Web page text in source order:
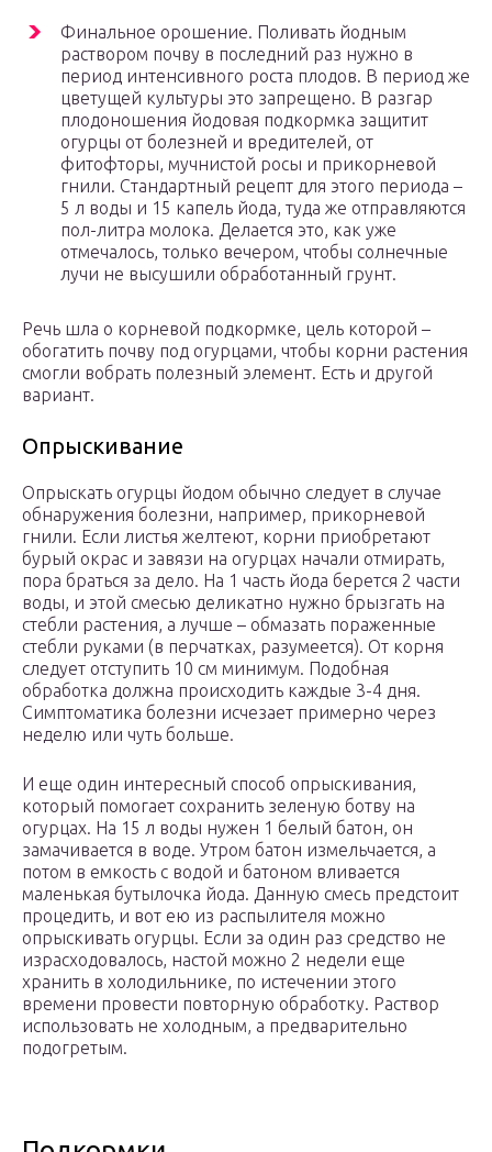
Финальное орошение. Поливать йодным
раствором почву в последний раз нужно в
период интенсивного роста плодов. В период же
цветущей культуры это запрещено. В разгар
плодоношения йодовая подкормка защитит
огурцы от болезней и вредителей, от
фитофторы, мучнистой росы и прикорневой
гнили. Стандартный рецепт для этого периода –
5 л воды и 15 капель йода, туда же отправляются
пол-литра молока. Делается это, как уже
отмечалось, только вечером, чтобы солнечные
лучи не высушили обработанный грунт.
Речь шла о корневой подкормке, цель которой –
обогатить почву под огурцами, чтобы корни растения
смогли вобрать полезный элемент. Есть и другой
вариант.
Опрыскивание
Опрыскать огурцы йодом обычно следует в случае
обнаружения болезни, например, прикорневой
гнили. Если листья желтеют, корни приобретают
бурый окрас и завязи на огурцах начали отмирать,
пора браться за дело. На 1 часть йода берется 2 части
воды, и этой смесью деликатно нужно брызгать на
стебли растения, а лучше – обмазать пораженные
стебли руками (в перчатках, разумеется). От корня
следует отступить 10 см минимум. Подобная
обработка должна происходить каждые 3-4 дня.
Симптоматика болезни исчезает примерно через
неделю или чуть больше.
И еще один интересный способ опрыскивания,
который помогает сохранить зеленую ботву на
огурцах. На 15 л воды нужен 1 белый батон, он
замачивается в воде. Утром батон измельчается, а
потом в емкость с водой и батоном вливается
маленькая бутылочка йода. Данную смесь предстоит
процедить, и вот ею из распылителя можно
опрыскивать огурцы. Если за один раз средство не
израсходовалось, настой можно 2 недели еще
хранить в холодильнике, по истечении этого
времени провести повторную обработку. Раствор
использовать не холодным, а предварительно
подогретым.